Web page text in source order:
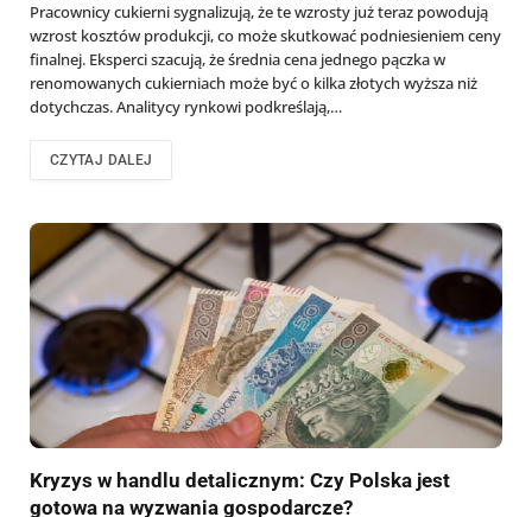
Pracownicy cukierni sygnalizują, że te wzrosty już teraz powodują
wzrost kosztów produkcji, co może skutkować podniesieniem ceny
finalnej. Eksperci szacują, że średnia cena jednego pączka w
renomowanych cukierniach może być o kilka złotych wyższa niż
dotychczas. Analitycy rynkowi podkreślają,…
CZYTAJ DALEJ
Kryzys w handlu detalicznym: Czy Polska jest
gotowa na wyzwania gospodarcze?